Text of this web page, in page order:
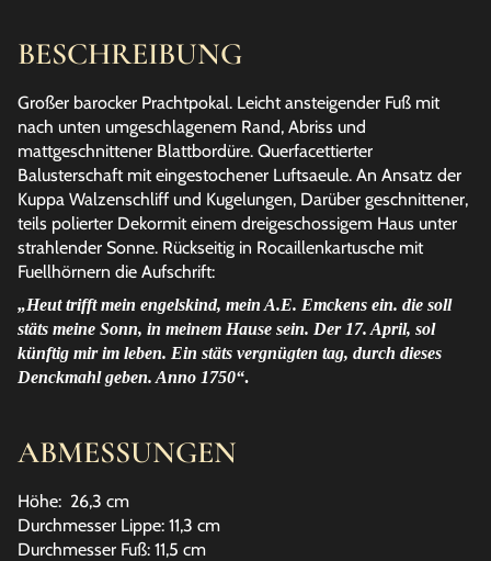
BESCHREIBUNG
Großer barocker Prachtpokal. Leicht ansteigender Fuß mit
nach unten umgeschlagenem Rand, Abriss und
mattgeschnittener Blattbordüre. Querfacettierter
Balusterschaft mit eingestochener Luftsaeule. An Ansatz der
Kuppa Walzenschliff und Kugelungen, Darüber geschnittener,
teils polierter Dekormit einem dreigeschossigem Haus unter
strahlender Sonne. Rückseitig in Rocaillenkartusche mit
Fuellhörnern die Aufschrift:
„Heut trifft mein engelskind, mein A.E. Emckens ein. die soll
stäts meine Sonn, in meinem Hause sein. Der 17. April, sol
künftig mir im leben. Ein stäts vergnügten tag, durch dieses
Denckmahl geben. Anno 1750“.
ABMESSUNGEN
Höhe: 26,3 cm
Durchmesser Lippe: 11,3 cm
Durchmesser Fuß: 11,5 cm